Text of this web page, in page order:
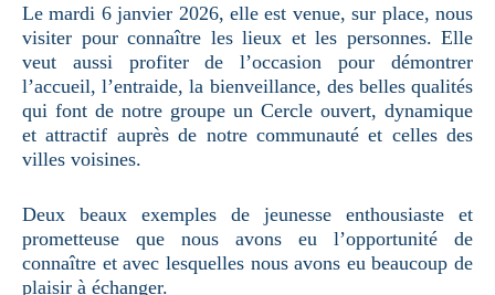
Le mardi 6 janvier 2026, elle est venue, sur place, nous
visiter pour connaître les lieux et les personnes. Elle
veut aussi profiter de l’occasion pour démontrer
l’accueil, l’entraide, la bienveillance, des belles qualités
qui font de notre groupe un Cercle ouvert, dynamique
et attractif auprès de notre communauté et celles des
villes voisines.
Deux beaux exemples de jeunesse enthousiaste et
prometteuse que nous avons eu l’opportunité de
connaître et avec lesquelles nous avons eu beaucoup de
plaisir à échanger.